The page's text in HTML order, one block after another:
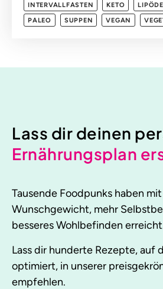
INTERVALLFASTEN
KETO
PALEO
SUPPEN VEGAN
Lass dir deinen
Ernährungsplan
Tausende Foodpunks haben
Wunschgewicht, mehr
besseres Wohlbefinden
Lass dir hunderte Rezepte, auf
optimiert, in unserer
empfehlen.